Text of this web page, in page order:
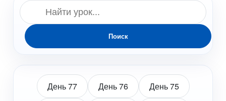
Поиск
День 77 День 76 День 75